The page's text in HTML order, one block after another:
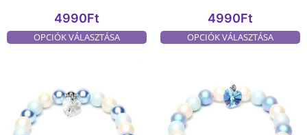
4990Ft
OPCIÓK VÁLASZTÁSA
4990Ft
OPCIÓK VÁLASZTÁSA